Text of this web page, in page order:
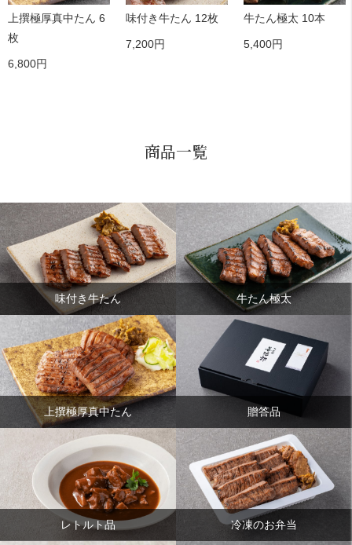
上撰極厚真中たん 6
枚
6,800円
味付き牛たん 12枚
7,200円
牛たん極太 10本
5,400円
商品一覧
味付き牛たん 牛たん極太
上撰極厚真中たん 贈答品
レトルト品 冷凍のお弁当